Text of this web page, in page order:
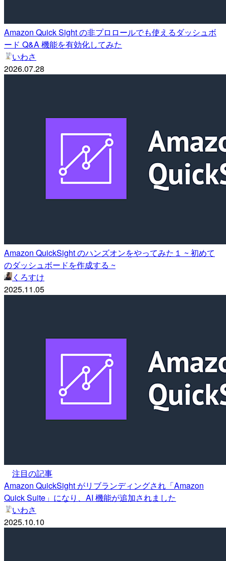
Amazon Quick Sight の非プロロールでも使えるダッシュボ
ード Q&A 機能を有効化してみた
いわさ
2026.07.28
Amazon QuickSight のハンズオンをやってみた１ ~ 初めて
のダッシュボードを作成する ~
くろすけ
2025.11.05
注目の記事
Amazon QuickSight がリブランディングされ「Amazon
Quick Suite」になり、AI 機能が追加されました
いわさ
2025.10.10